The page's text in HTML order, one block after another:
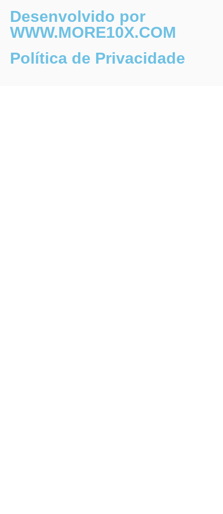
Desenvolvido por
WWW.MORE10X.COM
Política de Privacidade